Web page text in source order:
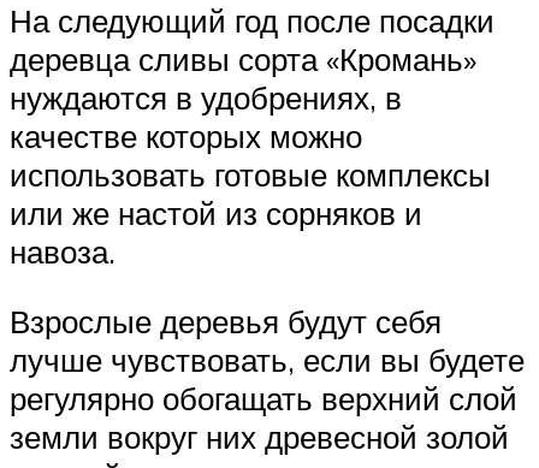
На следующий год после посадки
деревца сливы сорта «Кромань»
нуждаются в удобрениях, в
качестве которых можно
использовать готовые комплексы
или же настой из сорняков и
навоза.
Взрослые деревья будут себя
лучше чувствовать, если вы будете
регулярно обогащать верхний слой
земли вокруг них древесной золой